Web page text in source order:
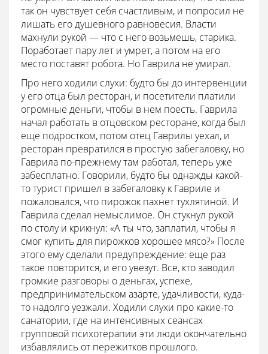
так он чувствует себя счастливым, и попросил не
лишать его душевного равновесия. Власти
махнули рукой — что с него возьмешь, старика.
Поработает пару лет и умрет, а потом на его
место поставят робота. Но Гаврила не умирал.
Про него ходили слухи: будто бы до интервенции
у его отца был ресторан, и посетители платили
огромные деньги, чтобы в нем поесть. Гаврила
начал работать в отцовском ресторане, когда был
еще подростком, потом отец Гаврилы уехал, и
ресторан превратился в простую забегаловку, но
Гаврила по-прежнему там работал, теперь уже
забесплатно. Говорили, будто бы однажды какой-
то турист пришел в забегаловку к Гавриле и
пожаловался, что пирожок пахнет тухлятиной. И
Гаврила сделал немыслимое. Он стукнул рукой
по столу и крикнул: «А ты что, заплатил, чтобы я
смог купить для пирожков хорошее мясо?» После
этого ему сделали предупреждение: еще раз
такое повторится, и его увезут. Все, кто заводил
громкие разговоры о деньгах, успехе,
предпринимательском азарте, удачливости, куда-
то надолго уезжали. Ходили слухи про какие-то
санатории, где на интенсивных сеансах
групповой психотерапии эти люди окончательно
избавлялись от пережитков прошлого.